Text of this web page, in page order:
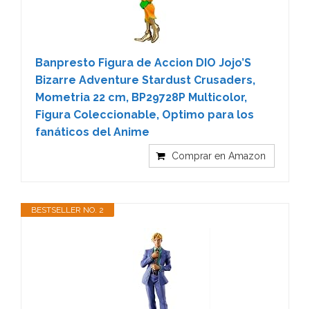
Banpresto Figura de Accion DIO Jojo’S
Bizarre Adventure Stardust Crusaders,
Mometria 22 cm, BP29728P Multicolor,
Figura Coleccionable, Optimo para los
fanáticos del Anime
Comprar en Amazon
BESTSELLER NO. 2